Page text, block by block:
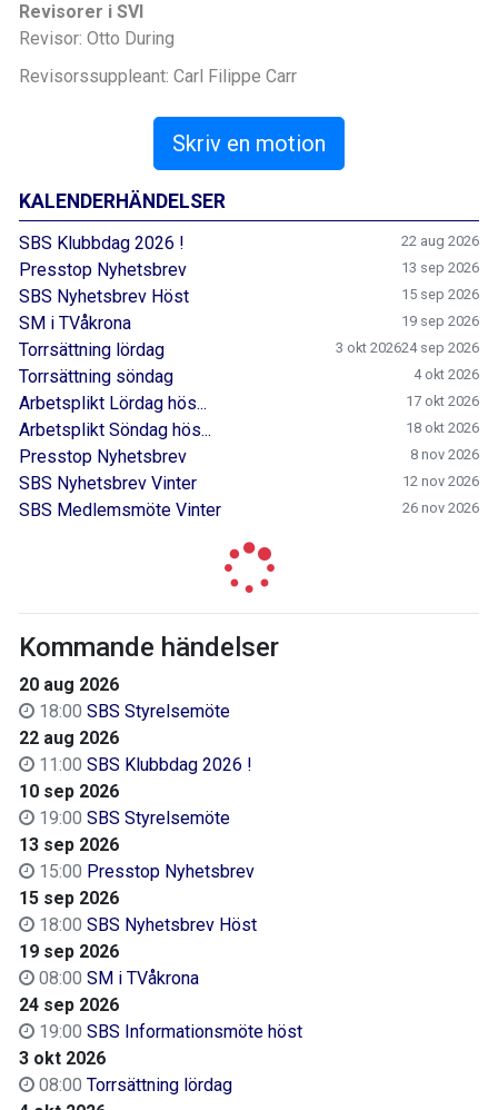
Skriv en motion
KALENDERHÄNDELSER
SBS Klubbdag 2026 ! 22 aug 2026
Presstop Nyhetsbrev 13 sep 2026
SBS Nyhetsbrev Höst 15 sep 2026
SM i TVåkrona
19 sep 2026
24 sep 2026
Torrsättning lördag 3 okt 2026
Torrsättning söndag 4 okt 2026
Arbetsplikt Lördag hös... 17 okt 2026
Arbetsplikt Söndag hös... 18 okt 2026
Presstop Nyhetsbrev 8 nov 2026
SBS Nyhetsbrev Vinter 12 nov 2026
SBS Medlemsmöte Vinter 26 nov 2026
Kommande händelser
20 aug 2026
18:00 SBS Styrelsemöte
22 aug 2026
11:00 SBS Klubbdag 2026 !
10 sep 2026
19:00 SBS Styrelsemöte
13 sep 2026
15:00 Presstop Nyhetsbrev
15 sep 2026
18:00 SBS Nyhetsbrev Höst
19 sep 2026
08:00 SM i TVåkrona
24 sep 2026
19:00 SBS Informationsmöte höst
3 okt 2026
08:00 Torrsättning lördag
Revisorer i SVI
Revisor: Otto During
Revisorssuppleant: Carl Filippe Carr